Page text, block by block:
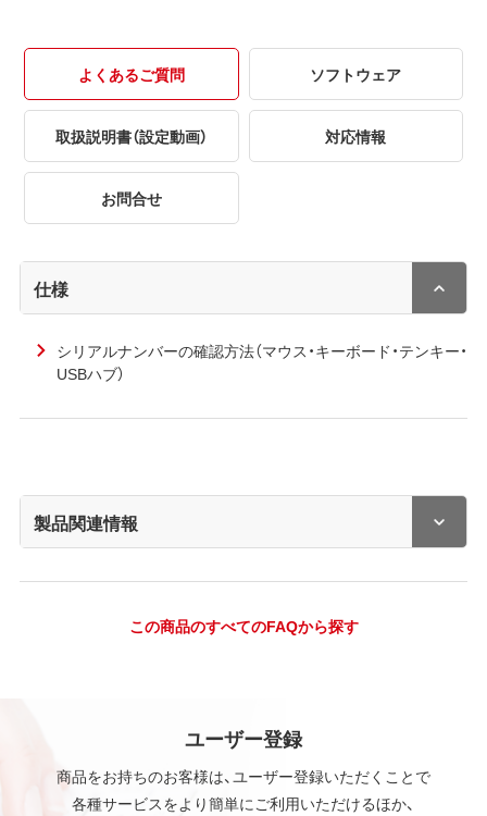
よくあるご質問 ソフトウェア
取扱説明書（設定動画） 対応情報
お問合せ
仕様
シリアルナンバーの確認方法（マウス・キーボード・テンキー・
USBハブ）
製品関連情報
この商品のすべてのFAQから探す
ユーザー登録
商品をお持ちのお客様は、ユーザー登録いただくことで
各種サービスをより簡単にご利用いただけるほか、